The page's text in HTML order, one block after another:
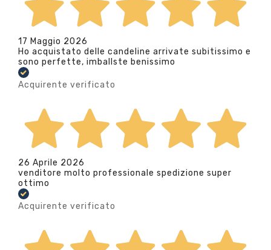
17 Maggio 2026
Ho acquistato delle candeline arrivate subitissimo e
sono perfette, imballste benissimo
Acquirente verificato
26 Aprile 2026
venditore molto professionale spedizione super
ottimo
Acquirente verificato